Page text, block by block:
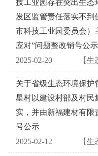
技工业园存在突出生态
发区监管责任落实不到
市科技工业园委员会）
应对”问题整改销号公示
2025-02-20
【
关于省级生态环境保护
星村以建设村部及村民
实，并由新福建材有限
号公示
2025-02-12
【